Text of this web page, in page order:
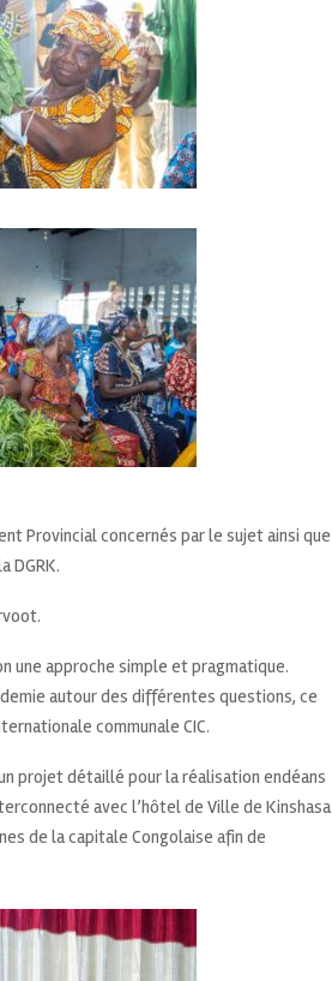
Provincial concernés par le sujet ainsi que
DGRK.
une approche simple et pragmatique.
autour des différentes questions, ce
communale CIC.
projet détaillé pour la réalisation endéans
avec l’hôtel de Ville de Kinshasa
de la capitale Congolaise afin de